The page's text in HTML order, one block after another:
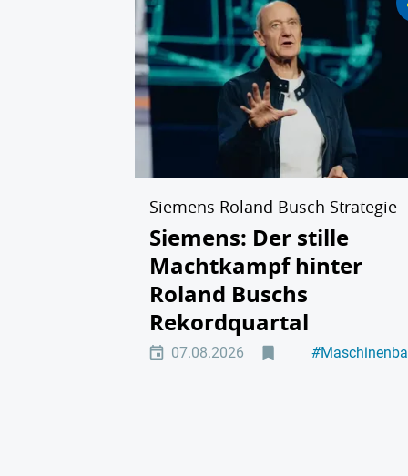
Siemens Roland Busch Strategie
Siemens: Der stille
Machtkampf hinter
Roland Buschs
Rekordquartal
07.08.2026 #